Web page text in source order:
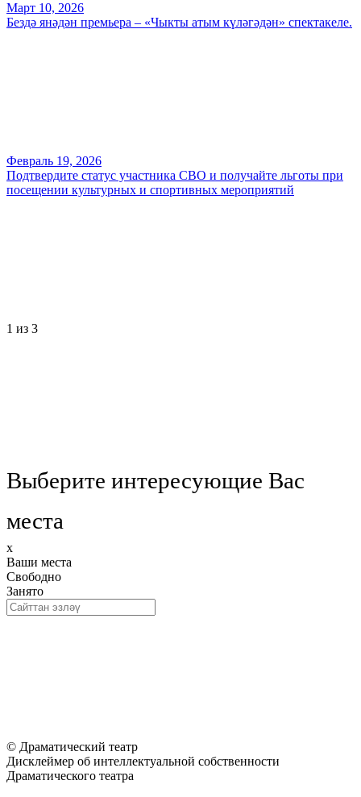
Март 10, 2026
Бездә янәдән премьера – «Чыкты атым күләгәдән» спектакеле.
Февраль 19, 2026
Подтвердите статус участника СВО и получайте льготы при
посещении культурных и спортивных мероприятий
1 из 3
Выберите интересующие Вас
места
x
Ваши места
Свободно
Занято
© Драматический театр
Дисклеймер об интеллектуальной собственности
Драматического театра